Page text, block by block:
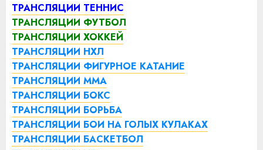
ТРАНСЛЯЦИИ ТЕННИС
ТРАНСЛЯЦИИ ФУТБОЛ
ТРАНСЛЯЦИИ ХОККЕЙ
ТРАНСЛЯЦИИ НХЛ
ТРАНСЛЯЦИИ ФИГУРНОЕ КАТАНИЕ
ТРАНСЛЯЦИИ ММА
ТРАНСЛЯЦИИ БОКС
ТРАНСЛЯЦИИ БОРЬБА
ТРАНСЛЯЦИИ БОИ НА ГОЛЫХ КУЛАКАХ
ТРАНСЛЯЦИИ БАСКЕТБОЛ